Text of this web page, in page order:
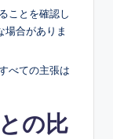
ことを確認し
場合がありま
べての主張は
の比